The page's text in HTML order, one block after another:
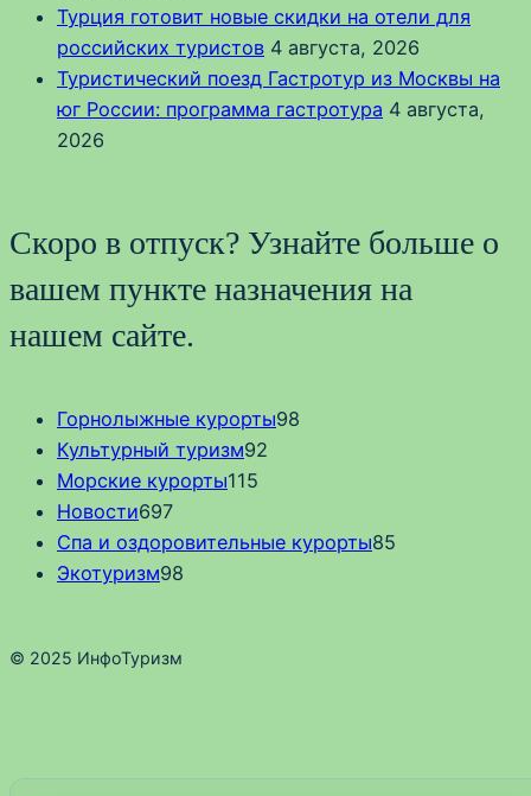
Турция готовит новые скидки на отели для
российских туристов 4 августа, 2026
Туристический поезд Гастротур из Москвы на
юг России: программа гастротура 4 августа,
2026
Скоро в отпуск? Узнайте больше о
вашем пункте назначения на
нашем сайте.
Горнолыжные курорты98
Культурный туризм92
Морские курорты115
Новости697
Спа и оздоровительные курорты85
Экотуризм98
© 2025 ИнфоТуризм